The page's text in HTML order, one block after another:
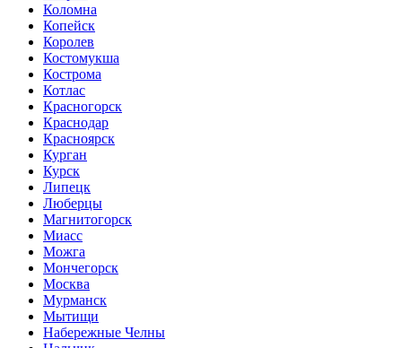
Коломна
Копейск
Королев
Костомукша
Кострома
Котлас
Красногорск
Краснодар
Красноярск
Курган
Курск
Липецк
Люберцы
Магнитогорск
Миасс
Можга
Мончегорск
Москва
Мурманск
Мытищи
Набережные Челны